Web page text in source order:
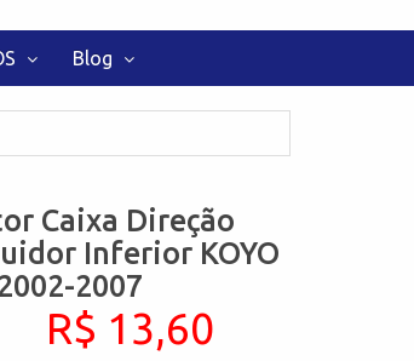
Blog
Caixa Direção
Inferior KOYO
2007
R$ 13,60